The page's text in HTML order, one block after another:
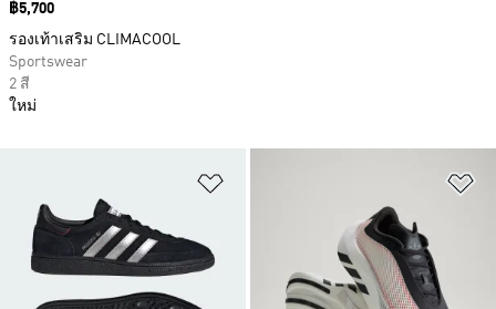
Price
฿5,700
รองเท้าเสริม CLIMACOOL
Sportswear
2 สี
ใหม่